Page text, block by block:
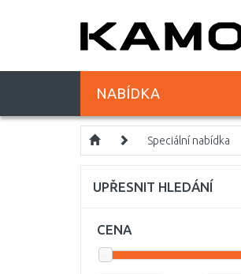
NABÍDKA
Speciální nabídka
UPŘESNIT HLEDÁNÍ
CENA